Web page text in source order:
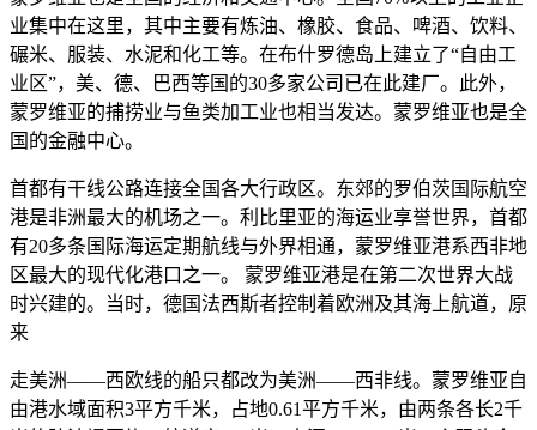
业集中在这里，其中主要有炼油、橡胶、食品、啤酒、饮料、
碾米、服装、水泥和化工等。在布什罗德岛上建立了“自由工
业区”，美、德、巴西等国的30多家公司已在此建厂。此外，
蒙罗维亚的捕捞业与鱼类加工业也相当发达。蒙罗维亚也是全
国的金融中心。
首都有干线公路连接全国各大行政区。东郊的罗伯茨国际航空
港是非洲最大的机场之一。利比里亚的海运业享誉世界，首都
有20多条国际海运定期航线与外界相通，蒙罗维亚港系西非地
区最大的现代化港口之一。 蒙罗维亚港是在第二次世界大战
时兴建的。当时，德国法西斯者控制着欧洲及其海上航道，原
来
走美洲——西欧线的船只都改为美洲——西非线。蒙罗维亚自
由港水域面积3平方千米，占地0.61平方千米，由两条各长2千